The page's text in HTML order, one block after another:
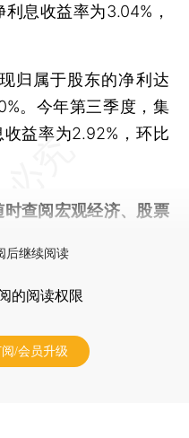
息收益率为3.04%，
属于股东的净利达
。今年第三季度，集
益率为2.92%，环比
时查阅宏观经济、股票
后继续阅读
的阅读权限
/会员升级